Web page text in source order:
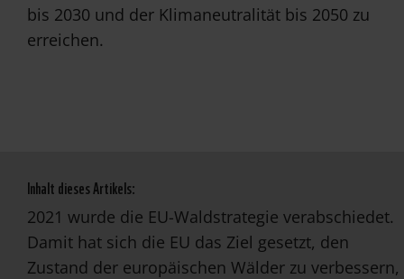
bis 2030 und der Klimaneutralität bis 2050 zu
erreichen.
Inhalt dieses Artikels:
2021 wurde die EU-Waldstrategie verabschiedet.
Damit hat sich die EU das Ziel gesetzt, den
Zustand der europäischen Wälder zu verbessern,